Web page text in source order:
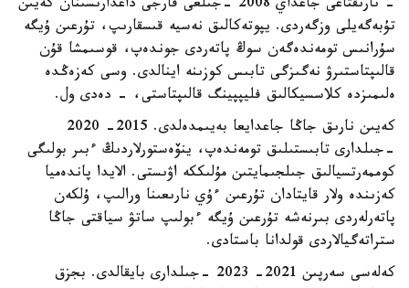
- نارىقتاعى جاعداي 2008 -جىلعى قارجى داعدارىسىنان كەيىن
تۇبەگەيلى وزگەردى. يپوتەكالىق نەسيە قىسقارىپ، تۇرعىن ۇيگە
سۇرانىس تومەندەگەن سوڭ پاتەردى جوندەپ، قوسىمشا قۇن
قالىپتاستىرۋ نەگىزگى تابىس كوزىنە اينالدى. وسى كەزەڭدە
ەلىمىزدە كلاسسيكالىق فليپپينگ قالىپتاستى، - دەدى ول.
كەيىن نارىق جاڭا جاعدايعا بەيىمدەلدى. 2015- 2020
-جىلدارى تابىستىلىق تومەندەپ، ينۆەستورلاردىڭ ءبىر بولىگى
كوممەرتسيالىق جىلجىمايتىن مۇلىككە اۋىستى. الايدا پاندەميا
كەزىندە ولار قايتادان تۇرعىن ءۇي نارىعىنا ورالىپ، ۇلكەن
پاتەرلەردى بىرنەشە تۇرعىن ۇيگە ءبولىپ ساتۋ سياقتى جاڭا
ستراتەگيالاردى قولدانا باستادى.
كەلەسى سەرپىن 2021- 2023 -جىلدارى بايقالدى. بجزق